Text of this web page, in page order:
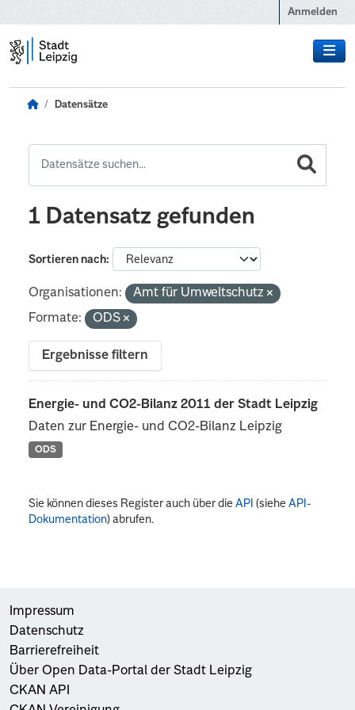
Anmelden
Datensätze
1 Datensatz gefunden
Sortieren nach
Organisationen:
Amt für Umweltschutz
Formate:
ODS
Ergebnisse filtern
Energie- und CO2-Bilanz 2011 der Stadt Leipzig
Daten zur Energie- und CO2-Bilanz Leipzig
ODS
Sie können dieses Register auch über dieAPI (sieheAPI-
Dokumentation) abrufen.
Impressum
Datenschutz
Barrierefreiheit
Über Open Data-Portal der Stadt Leipzig
CKAN API